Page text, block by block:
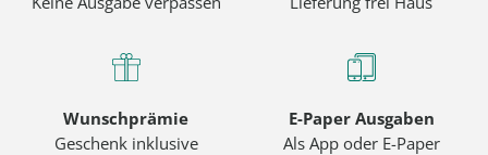
Wunschprämie
Geschenk inklusive
E-Paper Ausgaben
Als App oder E-Paper